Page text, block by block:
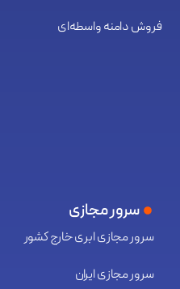
فروش دامنه واسطه‌ای
سرور مجازی
سرور مجازی ابری خارج کشور
سرور مجازی ایران